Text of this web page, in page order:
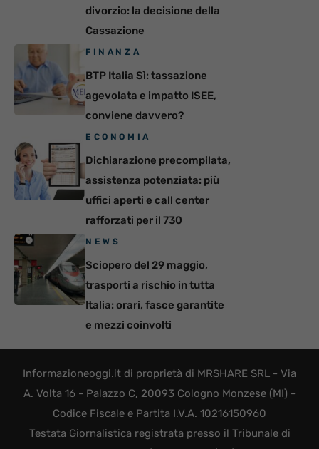
divorzio: la decisione della
Cassazione
FINANZA
BTP Italia Sì: tassazione
agevolata e impatto ISEE,
conviene davvero?
ECONOMIA
Dichiarazione precompilata,
assistenza potenziata: più
uffici aperti e call center
rafforzati per il 730
NEWS
Sciopero del 29 maggio,
trasporti a rischio in tutta
Italia: orari, fasce garantite
e mezzi coinvolti
Informazioneoggi.it di proprietà di MRSHARE SRL - Via
A. Volta 16 - Palazzo C, 20093 Cologno Monzese (MI) -
Codice Fiscale e Partita I.V.A. 10216150960
Testata Giornalistica registrata presso il Tribunale di